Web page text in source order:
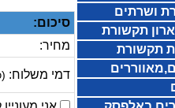
סיכום:
מחיר:
דמי משלוח: